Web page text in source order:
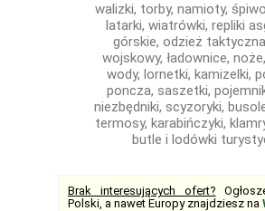
walizki, torby, namioty,
latarki, wiatrówki, repliki
górskie, odzież
wojskowy, ładownice,
wody, lornetki, kamizelki,
poncza, saszetki,
niezbędniki, scyzoryki,
termosy, karabińczyki,
butle i lodówki
Brak interesujących ofert?
Polski, a nawet Europy znajdziesz na